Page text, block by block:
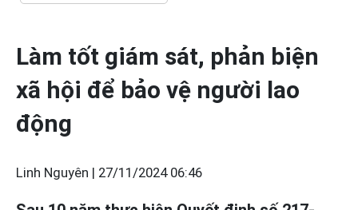
Làm tốt giám sát, phản biện
xã hội để bảo vệ người lao
động
Linh Nguyên | 27/11/2024 06:46